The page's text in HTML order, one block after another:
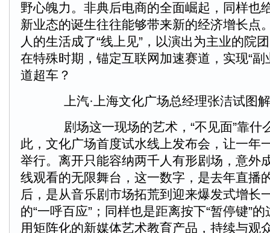
野心魄力。非典后电商的全面崛起，同样也
新业态的诞生往往能够带来新的经济增长点
人的生活成了“线上见”，以演出为主业的院
在特殊时期，锚定互联网加速赛道，实现“副
道超车？
上汽·上海文化广场总经理张洁试图
剧场这一现场的艺术，“不见面”靠什
此，文化广场首度试水线上发布会，让一年
举行。离开只能容纳两千人有形剧场，意外
线观看的无限舞台，这一数字，是去年直播
后，是从音乐剧市场拓荒到迎来爆发式增长
的“一呼百应”；同样也是距离按下“暂停键”
用矩阵化的新媒体艺术教育产品，持续与观